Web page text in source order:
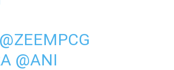
@ZEEMPCG
@ANI